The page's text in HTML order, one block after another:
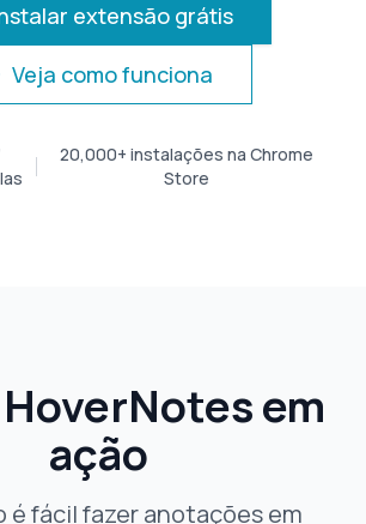
extensão grátis
Veja como funciona
20,000+ instalações na Chrome
Store
em
ação
é fácil fazer anotações em